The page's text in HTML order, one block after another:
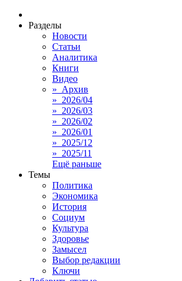
Разделы
Новости
Статьи
Аналитика
Книги
Видео
» Архив
» 2026/04
» 2026/03
» 2026/02
» 2026/01
» 2025/12
» 2025/11
Ещё раньше
Темы
Политика
Экономика
История
Социум
Культура
Здоровье
Замысел
Выбор редакции
Ключи